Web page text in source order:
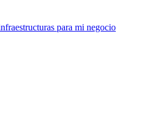
para mi negocio